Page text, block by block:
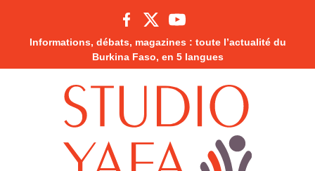
Informations, débats, magazines : toute l’actualité du
Burkina Faso, en 5 langues